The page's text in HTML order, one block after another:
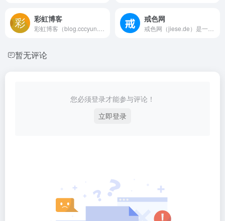
彩虹博客 戒色网
暂无评论
您必须登录才能参与评论！
立即登录